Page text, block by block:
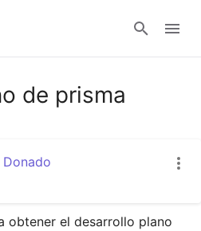
de prisma
Donado
obtener el desarrollo plano